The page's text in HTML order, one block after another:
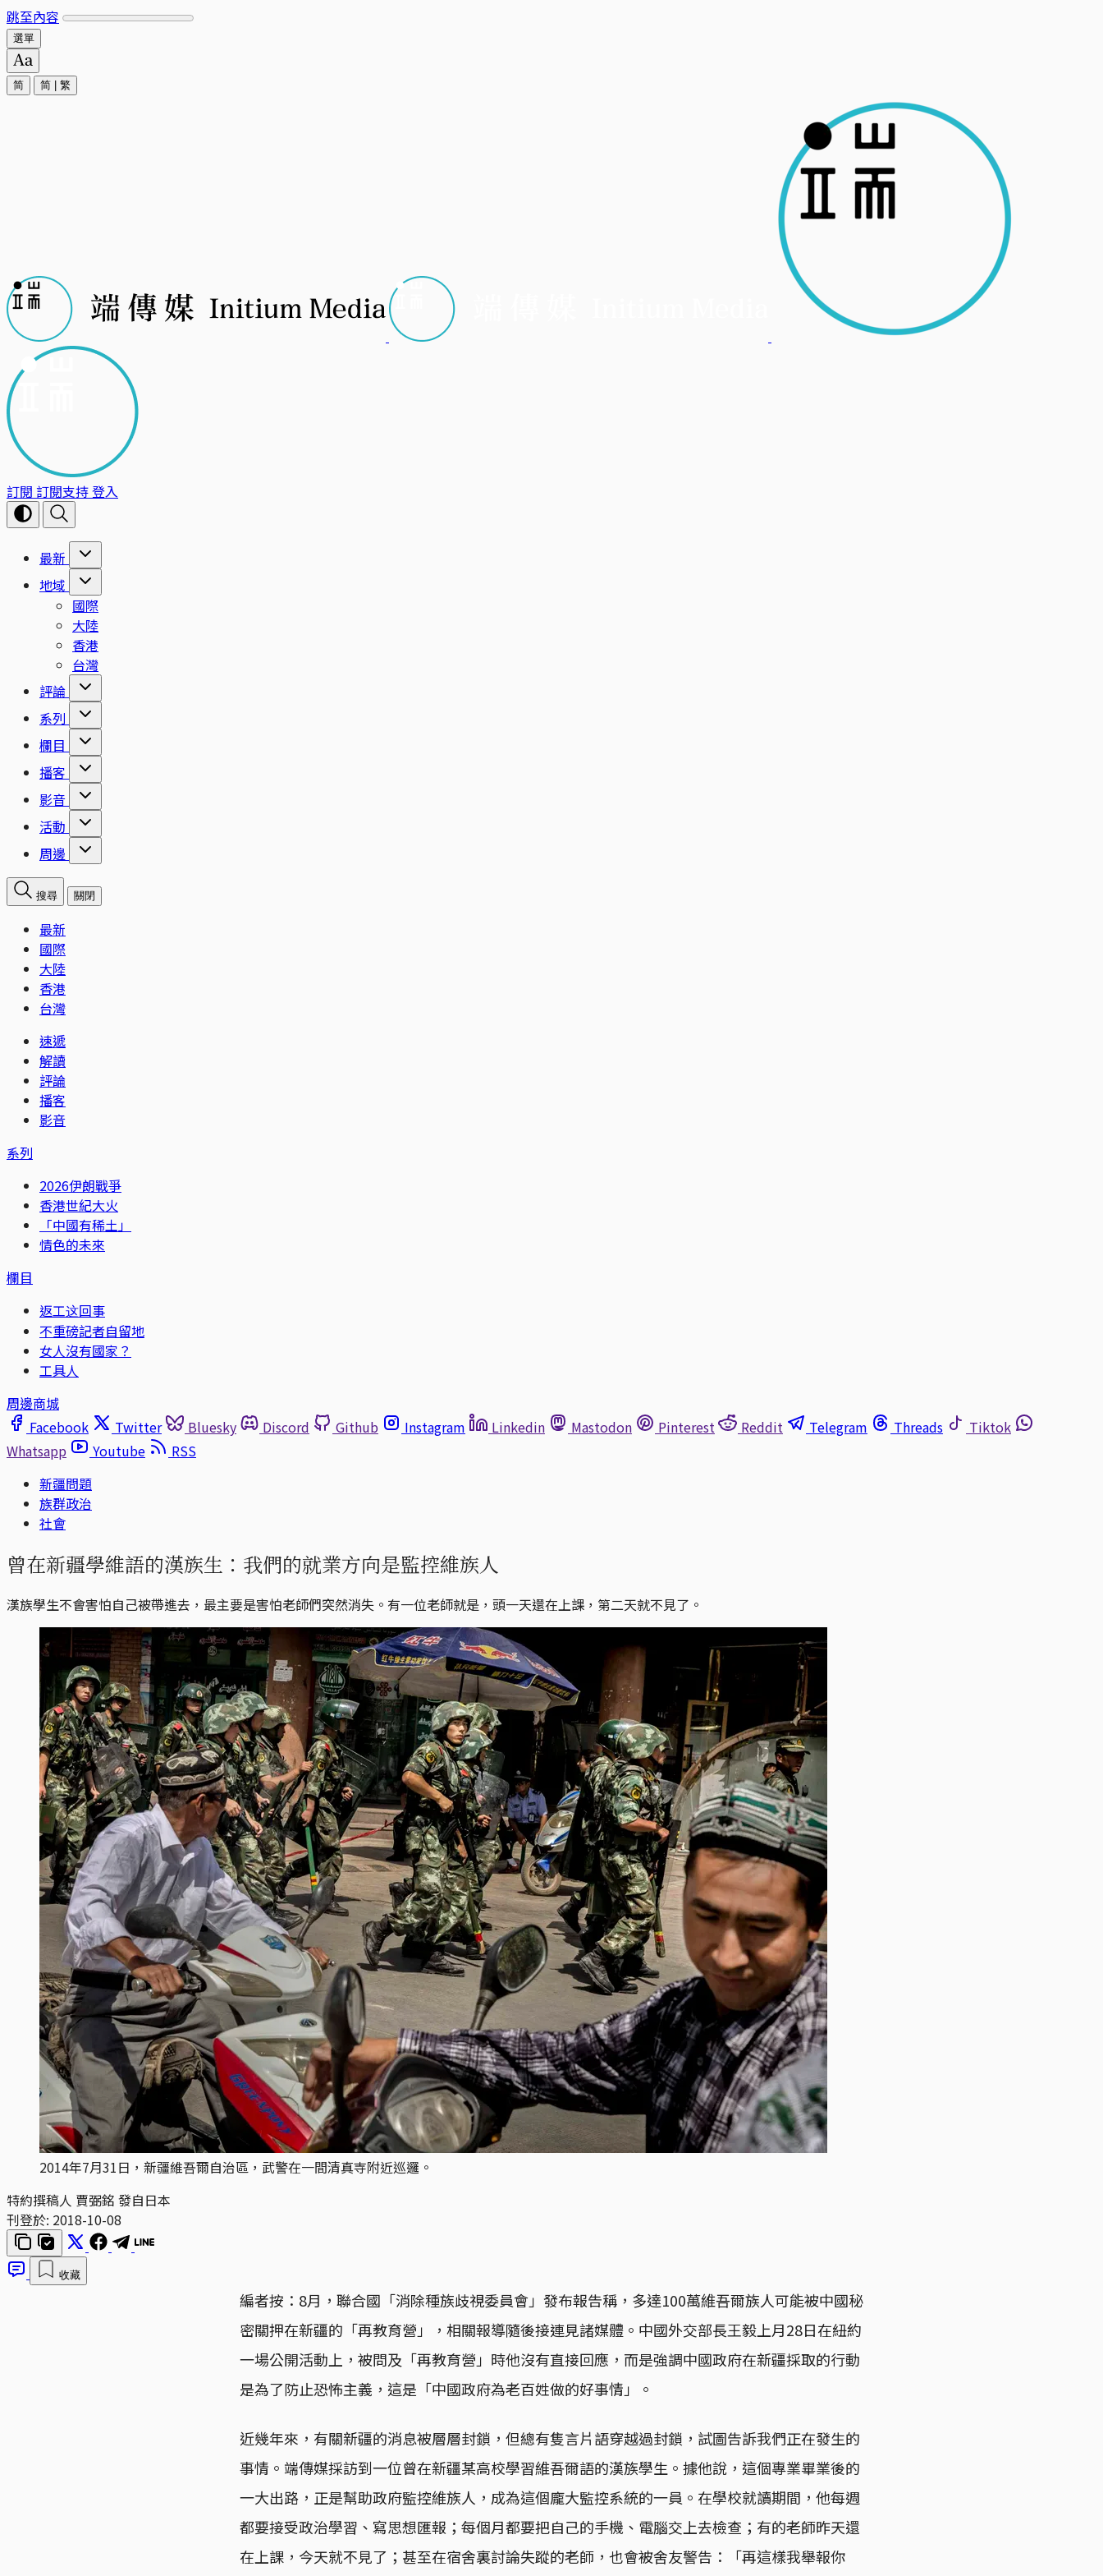
跳至內容
選單
简 简 繁
訂閱 訂閱支持登入
最新
地域
國際
大陸
香港
台灣
評論
系列
欄目
播客
影音
活動
周邊
搜尋 關閉
最新
國際
大陸
香港
台灣
速遞
解讀
評論
播客
影音
系列
2026伊朗戰爭
香港世紀大火
「中國有稀土」
情色的未來
欄目
返工这回事
不重磅記者自留地
女人沒有國家？
工具人
周邊商城
Facebook
Twitter Bluesky Discord Github Instagram Linkedin Mastodon Pinterest Reddit Telegram Threads
Tiktok
Whatsapp
Youtube
RSS
新疆問題
族群政治
社會
曾在新疆學維語的漢族生：我們的就業方向是監控維族人
漢族學生不會害怕自己被帶進去，最主要是害怕老師們突然消失。有一位老師就是，頭一天還在上課，第二天就不見了。
2014年7月31日，新疆維吾爾自治區，武警在一間清真寺附近巡邏。
特約撰稿人 賈弼銘 發自日本
刊登於: 2018-10-08
收藏
編者按：8月，聯合國「消除種族歧視委員會」發布報告稱，多達100萬維吾爾族人可能被中國秘
密關押在新疆的「再教育營」，相關報導隨後接連見諸媒體。中國外交部長王毅上月28日在紐約
一場公開活動上，被問及「再教育營」時他沒有直接回應，而是強調中國政府在新疆採取的行動
是為了防止恐怖主義，這是「中國政府為老百姓做的好事情」。
近幾年來，有關新疆的消息被層層封鎖，但總有隻言片語穿越過封鎖，試圖告訴我們正在發生的
事情。端傳媒採訪到一位曾在新疆某高校學習維吾爾語的漢族學生。據他說，這個專業畢業後的
一大出路，正是幫助政府監控維族人，成為這個龐大監控系統的一員。在學校就讀期間，他每週
都要接受政治學習、寫思想匯報；每個月都要把自己的手機、電腦交上去檢查；有的老師昨天還
在上課，今天就不見了；甚至在宿舍裏討論失蹤的老師，也會被舍友警告：「再這樣我舉報你